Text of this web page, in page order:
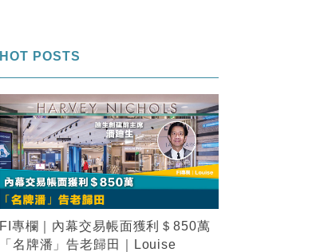
HOT POSTS
FI專欄｜內幕交易帳面獲利＄850萬
「名牌潘」告老歸田｜Louise